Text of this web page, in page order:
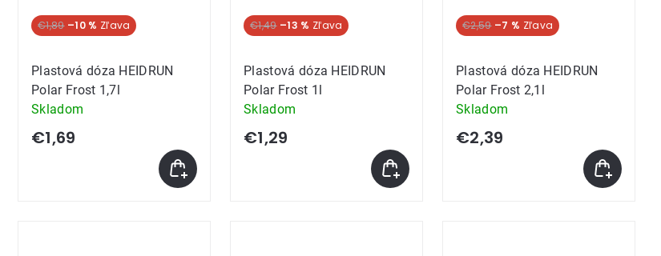
€1,89 –10 %
Plastová dóza HEIDRUN
Polar Frost 1,7l
Skladom
€1,69
€1,49 –13 %
Plastová dóza HEIDRUN
Polar Frost 1l
Skladom
€1,29
€2,59 –7 %
Plastová dóza HEIDRUN
Polar Frost 2,1l
Skladom
€2,39